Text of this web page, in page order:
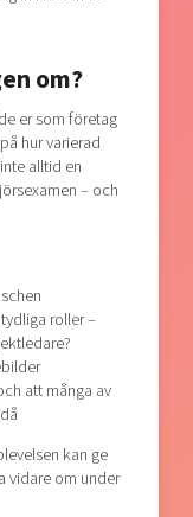
om?
er som företag
hur varierad
alltid en
– och
roller –
att många av
kan ge
vidare om under